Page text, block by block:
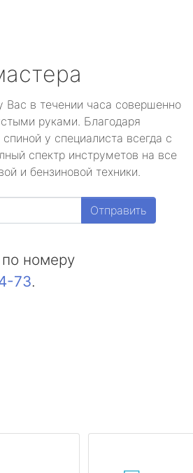
Вас в течении часа совершенно
руками. Благодаря
у специалиста всегда с
спектр инструметов на все
и бензиновой техники.
Отправить
номеру
73.